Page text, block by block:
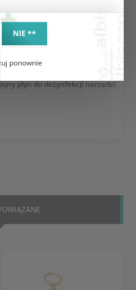
NIE **
ponownie
płyn do dezynfekcji narzędzi